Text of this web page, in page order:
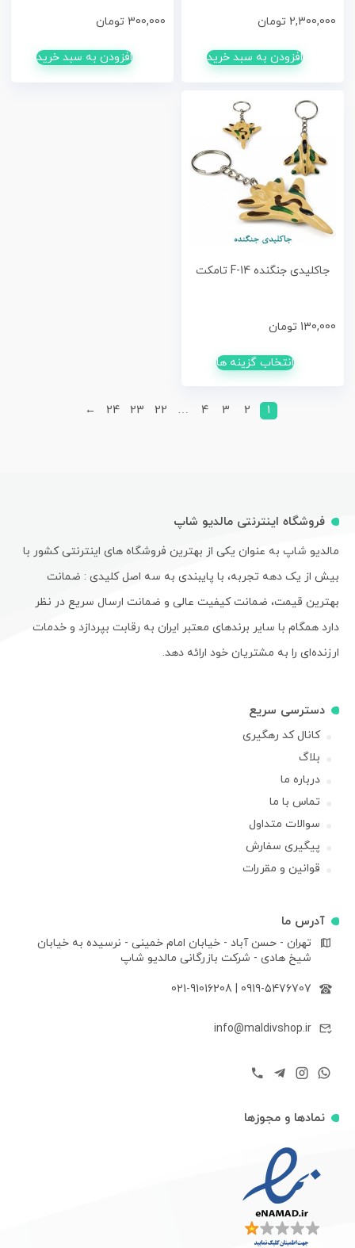
2,300,000 تومان
افزودن به سبد خرید
300,000 تومان
افزودن به سبد خرید
جاکلیدی جنگنده F-14 تامکت
130,000 تومان
انتخاب گزینه ها
1
2
3
4
…
22
23
24
←
فروشگاه اینترنتی مالدیو شاپ
مالدیو شاپ به عنوان یکی از بهترین فروشگاه های اینترنتی کشور با
بیش از یک دهه تجربه، با پایبندی به سه اصل کلیدی : ضمانت
بهترین قیمت، ضمانت کیفیت عالی و ضمانت ارسال سریع در نظر
دارد همگام با سایر برندهای معتبر ایران به رقابت بپردازد و خدمات
ارزنده‌ای را به مشتریان خود ارائه دهد.
دسترسی سریع
کانال کد رهگیری
بلاگ
درباره ما
تماس با ما
سوالات متداول
پیگیری سفارش
قوانین و مقررات
آدرس ما
تهران - حسن آباد - خیابان امام خمینی - نرسیده به خیابان
شیخ هادی - شرکت بازرگانی مالدیو شاپ
0919-5476707
|
021-91016208
info@maldivshop.ir
نمادها و مجوزها